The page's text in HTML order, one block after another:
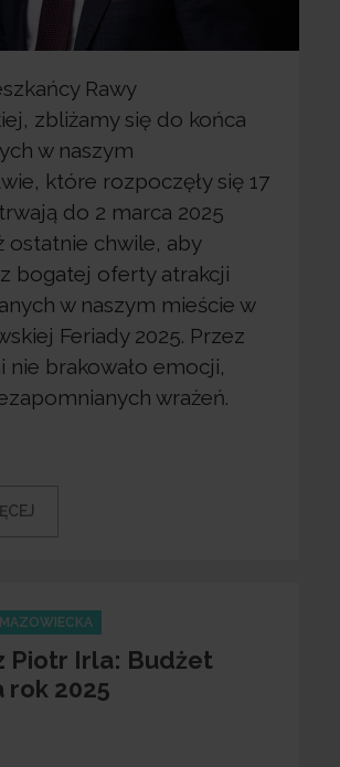
Rawy
zbliżamy się do końca
w naszym
które rozpoczęły się 17
do 2 marca 2025
ostatnie chwile, aby
bogatej oferty atrakcji
w naszym mieście w
Feriady 2025. Przez
nie brakowało emocji,
wrażeń.
Piotr Irla: Budżet
rok 2025